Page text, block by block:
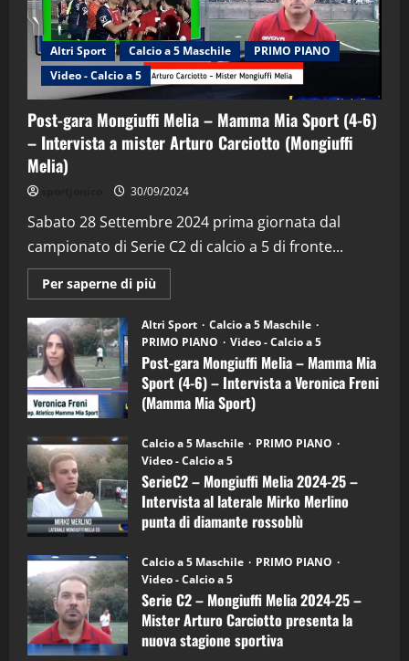
Altri Sport Calcio a 5 Maschile
PRIMO PIANO
Video - Calcio a 5
Post-gara Mongiuffi Melia – Mamma Mia Sport (4-6)
– Intervista a mister Arturo Carciotto (Mongiuffi
Melia)
30/09/2024
Sabato 28 Settembre 2024 prima giornata dal
campionato di Serie C2 di calcio a 5 di fronte...
Per saperne di più
informazioni
Post-
gara
Mongiuffi
Melia
–
Mamma
Mia
Sport
6)
–
Intervista
a
mister
Arturo
Carciotto
(Mongiuffi
Altri Sport
Calcio a 5 Maschile
PRIMO PIANO
Video - Calcio a 5
Post-gara Mongiuffi Melia – Mamma Mia
Sport (4-6) – Intervista a Veronica Freni
(Mamma Mia Sport)
Calcio a 5 Maschile
PRIMO PIANO
Video - Calcio a 5
SerieC2 – Mongiuffi Melia 2024-25 –
Intervista al laterale Mirko Merlino
punta di diamante rossoblù
Calcio a 5 Maschile
PRIMO PIANO
Video - Calcio a 5
Serie C2 – Mongiuffi Melia 2024-25 –
Mister Arturo Carciotto presenta la
nuova stagione sportiva